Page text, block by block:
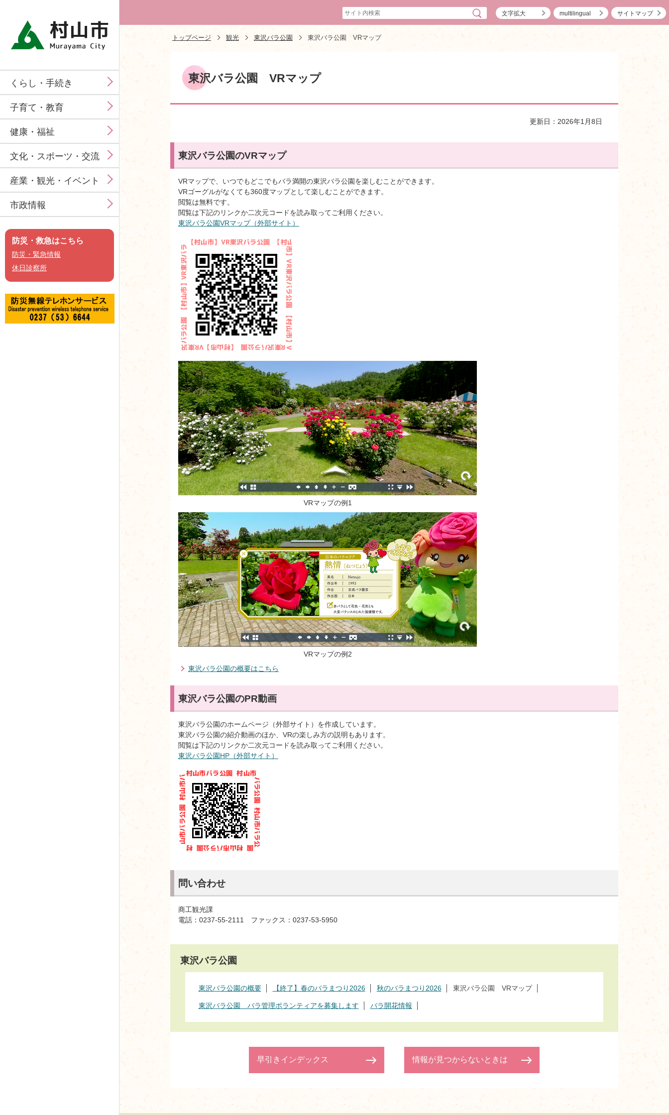
くらし・手続き
子育て・教育
健康・福祉
文化・スポーツ・交流
産業・観光・イベント
市政情報
防災・救急はこちら
防災・緊急情報
休日診察所
文字拡大 multilingual サイトマップ
トップページ 観光 東沢バラ公園 東沢バラ公園 VRマップ
東沢バラ公園 VRマップ
更新日：2026年1月8日
東沢バラ公園のVRマップ
VRマップで、いつでもどこでもバラ満開の東沢バラ公園を楽しむことができます。
VRゴーグルがなくても360度マップとして楽しむことができます。
閲覧は無料です。
閲覧は下記のリンクか二次元コードを読み取ってご利用ください。
東沢バラ公園VRマップ（外部サイト）
VRマップの例1
VRマップの例2
東沢バラ公園の概要はこちら
東沢バラ公園のPR動画
東沢バラ公園のホームページ（外部サイト）を作成しています。
東沢バラ公園の紹介動画のほか、VRの楽しみ方の説明もあります。
閲覧は下記のリンクか二次元コードを読み取ってご利用ください。
東沢バラ公園HP（外部サイト）
問い合わせ
商工観光課
電話：0237-55-2111 ファックス：0237-53-5950
東沢バラ公園
東沢バラ公園の概要 【終了】春のバラまつり2026 秋のバラまつり2026 東沢バラ公園 VRマップ
東沢バラ公園 バラ管理ボランティアを募集します バラ開花情報
早引きインデックス 情報が見つからないときは